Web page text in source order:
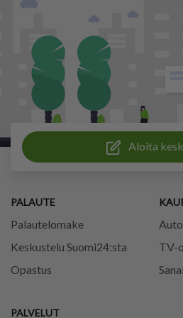
Aloita
PALAUTE
Palautelomake
Keskustelu Suomi24:sta
Opastus
PALVELUT
TV-